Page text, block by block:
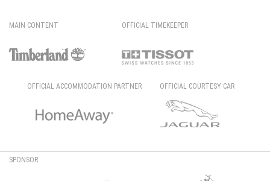
MAIN CONTENT OFFICIAL TIMEKEEPER
OFFICIAL ACCOMMODATION PARTNER OFFICIAL COURTESY CAR
SPONSOR